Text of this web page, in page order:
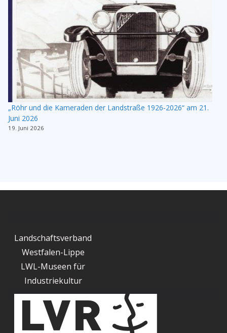
„Röhr und die Kameraden der Landstraße 1926-2026“ am 21.
Juni 2026
19. Juni 2026
Landschaftsverband
Westfalen-Lippe
LWL-Museen für
Industriekultur